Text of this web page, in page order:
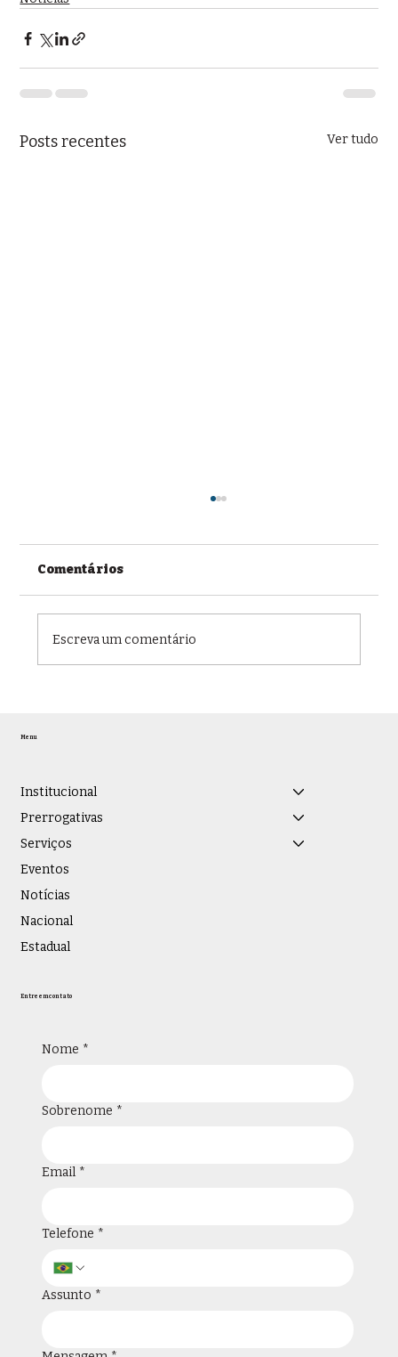
Posts recentes Ver tudo
Comentários
Escreva um comentário
Entre em contato
Nome *
Sobrenome *
Email *
Telefone *
Assunto *
Menu
Institucional
Prerrogativas
Serviços
Eventos
Notícias
Nacional
Estadual